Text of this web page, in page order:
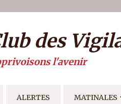
de
des
l'avenir
PRINCIPALE
ALERTES MATINALES